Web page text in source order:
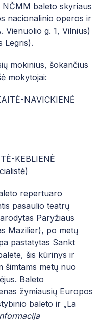
CENTRAS
Į NČMM
GYVENTI NČMM
PAŽYMĖJIMAS
GRAFIKAS
IR DARŽOVIŲ BEI
NAUDOJIMO
NČMM baleto skyriaus
nacionalinio operos ir
Vienuolio g. 1, Vilnius)
Legris).
mokinius, šokančius
mokytojai:
NAVICKIENĖ
KEBLIENĖ
repertuaro
pasaulio teatrų
Paryžiaus
Mazilier), po metų
pastatytas Sankt
šis kūrinys ir
šimtams metų nuo
Baleto
žymiausių Europos
baleto ir „La